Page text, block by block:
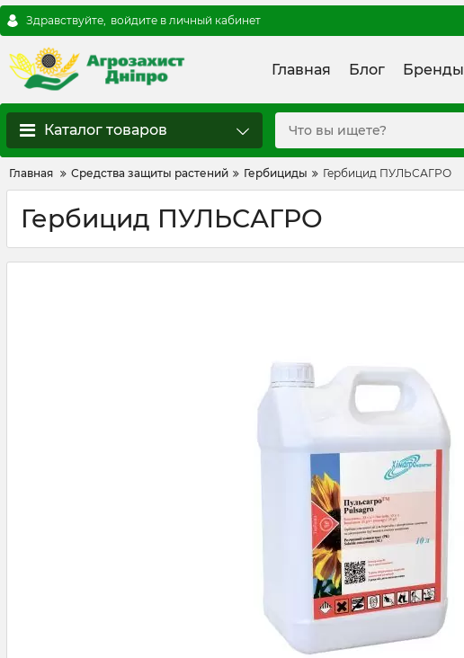
Здравствуйте, войдите в личный кабинет
Главная Блог Бренды
Каталог товаров
Главная Средства защиты растений Гербициды Гербицид ПУЛЬСАГРО
Гербицид ПУЛЬСАГРО